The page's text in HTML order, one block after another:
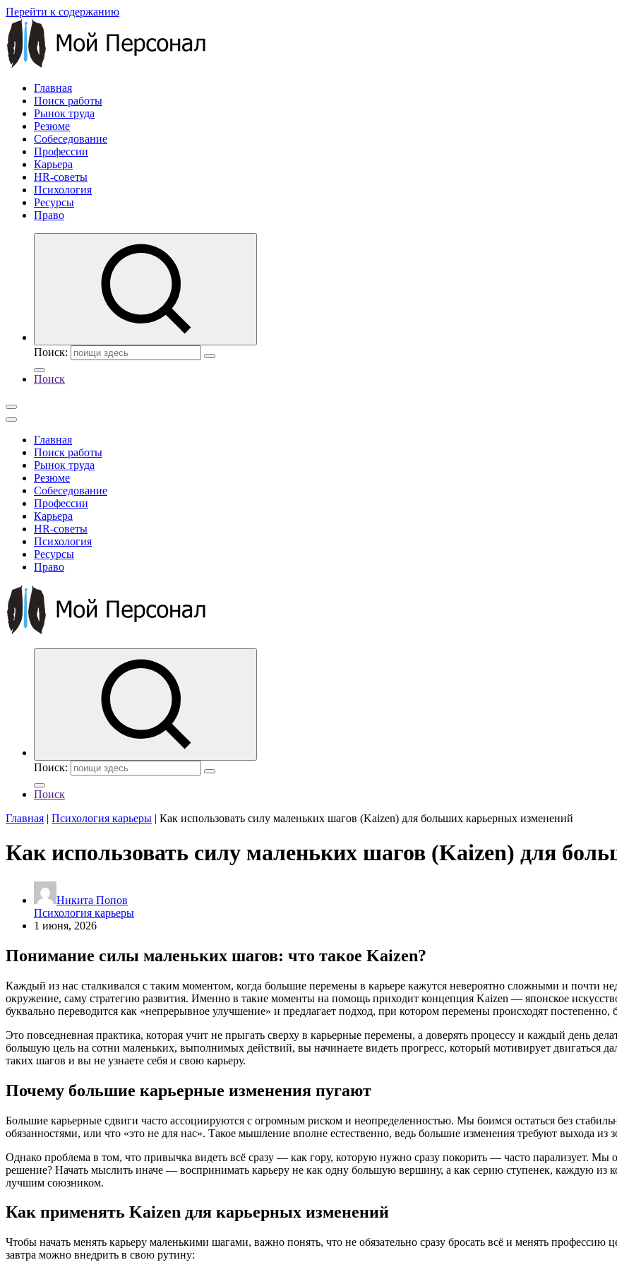
Перейти к содержанию
Главная
Поиск работы
Рынок труда
Резюме
Собеседование
Профессии
Карьера
HR-советы
Психология
Ресурсы
Право
Поиск:
Поиск
Главная
Поиск работы
Рынок труда
Резюме
Собеседование
Профессии
Карьера
HR-советы
Психология
Ресурсы
Право
Поиск:
Поиск
Главная | Психология карьеры | Как использовать силу маленьких шагов (Kaizen) для больших карьерных изменений
Как использовать силу маленьких шагов (Kaizen) для
Никита Попов
Психология карьеры
1 июня, 2026
Понимание силы маленьких шагов: что такое Kaizen?
Каждый из нас сталкивался с таким моментом, когда большие перемены в карьере кажутся невероятно сложными и почти
окружение, саму стратегию развития. Именно в такие моменты на помощь приходит концепция Kaizen — японское
буквально переводится как «непрерывное улучшение» и предлагает подход, при котором перемены происходят постепенно,
Это повседневная практика, которая учит не прыгать сверху в карьерные перемены, а доверять процессу и каждый день
большую цель на сотни маленьких, выполнимых действий, вы начинаете видеть прогресс, который мотивирует двигаться
таких шагов и вы не узнаете себя и свою карьеру.
Почему большие карьерные изменения пугают
Большие карьерные сдвиги часто ассоциируются с огромным риском и неопределенностью. Мы боимся остаться без
обязанностями, или что «это не для нас». Такое мышление вполне естественно, ведь большие изменения требуют выхода из
Однако проблема в том, что привычка видеть всё сразу — как гору, которую нужно сразу покорить — часто парализует.
решение? Начать мыслить иначе — воспринимать карьеру не как одну большую вершину, а как серию ступенек, каждую из
лучшим союзником.
Как применять Kaizen для карьерных изменений
Чтобы начать менять карьеру маленькими шагами, важно понять, что не обязательно сразу бросать всё и менять
завтра можно внедрить в свою рутину: